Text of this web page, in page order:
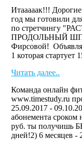
Итааааак!!!
год мы готовили
по стретчингу
ПРОДОЛЬНЫЙ
Фирсовой!
1 которая стартует
Читать далее..
Команда онлайн
www.timestudy.ru
25.09.2017 -
абонемента сроком
руб. ты получишь
дней!2) 6 месяцев -